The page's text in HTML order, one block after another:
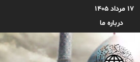
۱۷ مرداد ۱۴۰۵
درباره ما